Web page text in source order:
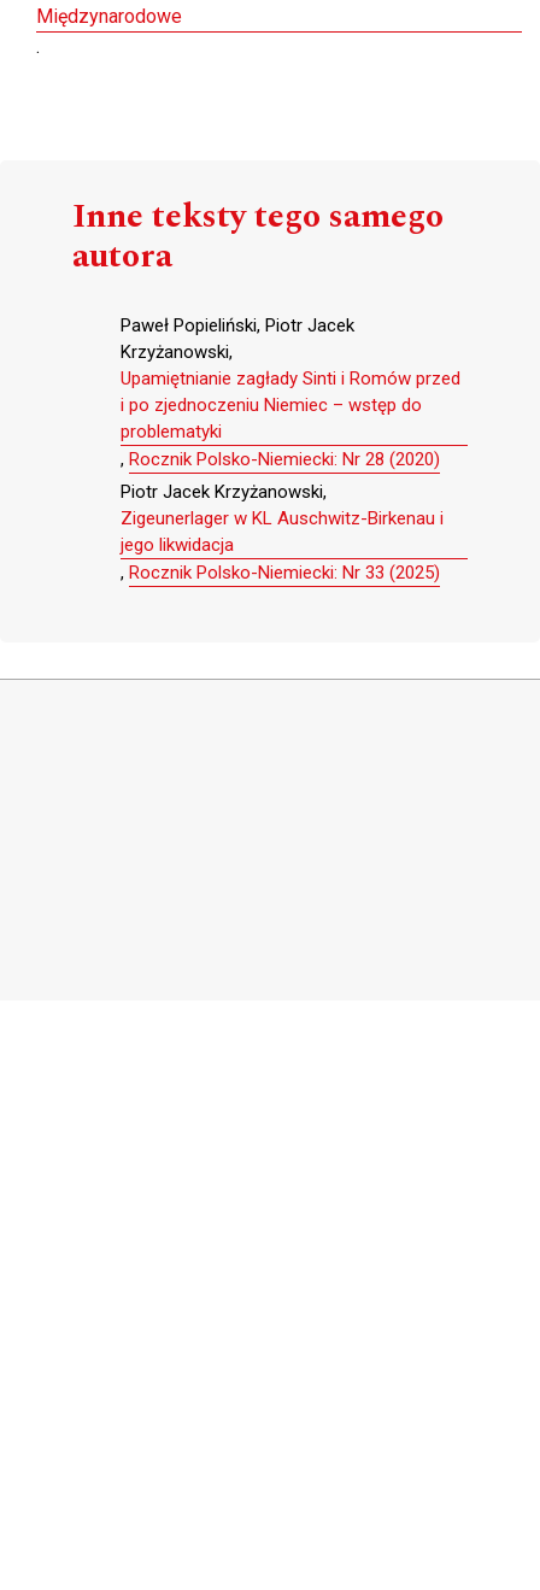
Międzynarodowe
.
Inne teksty tego samego
autora
Paweł Popieliński, Piotr Jacek
Krzyżanowski,
Upamiętnianie zagłady Sinti i Romów przed
i po zjednoczeniu Niemiec – wstęp do
problematyki
, Rocznik Polsko-Niemiecki: Nr 28 (2020)
Piotr Jacek Krzyżanowski,
Zigeunerlager w KL Auschwitz-Birkenau i
jego likwidacja
, Rocznik Polsko-Niemiecki: Nr 33 (2025)